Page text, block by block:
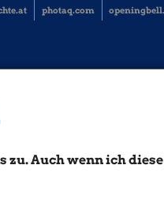
Auch wenn ich
photaq.com
...
hat den Handel am
Punkten. Auch das